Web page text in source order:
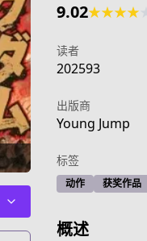
9.02★★★★
读者
202593
出版商
Young Jump
标签
动作 获奖作品
概述